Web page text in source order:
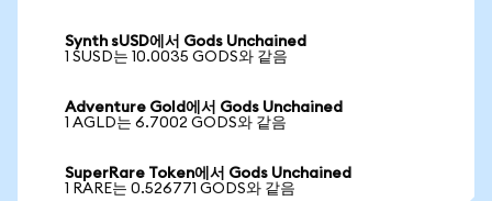
Synth sUSD에서 Gods Unchained
1 SUSD는 10.0035 GODS와 같음
Adventure Gold에서 Gods Unchained
1 AGLD는 6.7002 GODS와 같음
SuperRare Token에서 Gods Unchained
1 RARE는 0.526771 GODS와 같음